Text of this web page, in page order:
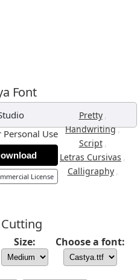
Font
Pretty ,
Handwriting,
Script ,
Letras Cursivas ,
Calligraphy ,
Personal Use
License
Size: Choose a font: